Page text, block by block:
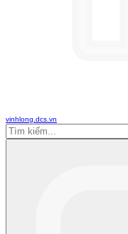
vinhlong.dcs.vn